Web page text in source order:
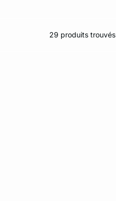
29 produits trouvés